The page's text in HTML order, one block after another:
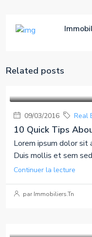
Related posts
09/03/2016 Real
10 Quick Tips
Lorem ipsum dolor sit
Duis mollis et sem
Continuer la lecture
par Immobiliers.Tn